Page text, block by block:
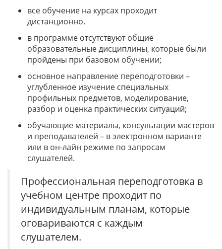
все обучение на курсах проходит
дистанционно.
в программе отсутствуют общие
образовательные дисциплины, которые были
пройдены при базовом обучении;
основное направление переподготовки –
углубленное изучение специальных
профильных предметов, моделирование,
разбор и оценка практических ситуаций;
обучающие материалы, консультации мастеров
и преподавателей – в электронном варианте
или в он-лайн режиме по запросам
слушателей.
Профессиональная переподготовка в
учебном центре проходит по
индивидуальным планам, которые
оговариваются с каждым
слушателем.